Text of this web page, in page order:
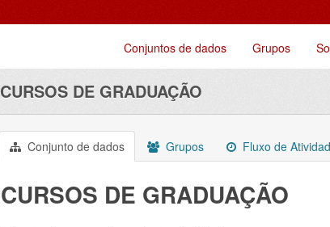
Conjuntos de dados Grupos
CURSOS DE GRADUAÇÃO
Conjunto de dados Grupos Fluxo de
CURSOS DE GRADUAÇÃO